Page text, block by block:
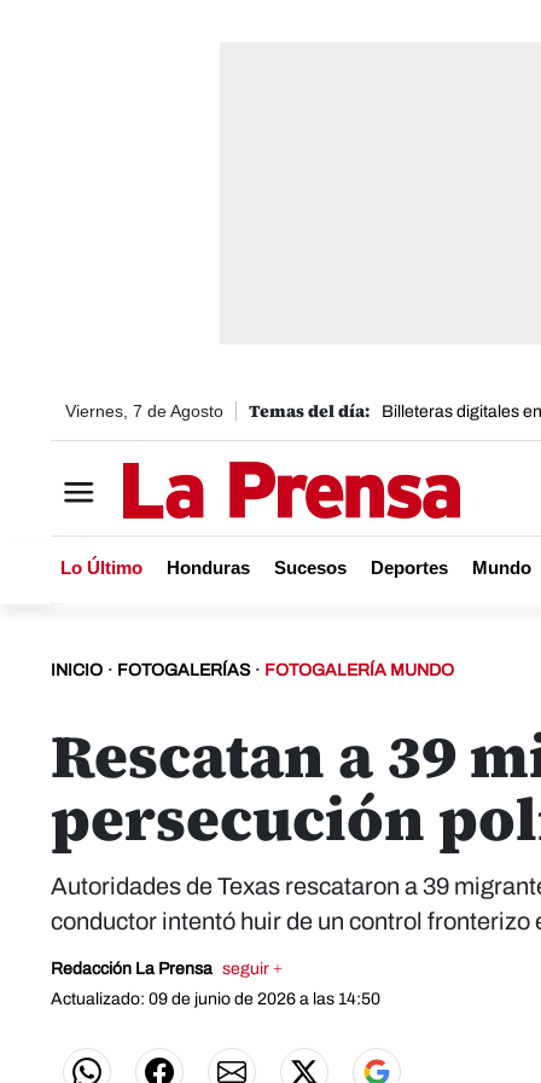
Viernes, 7 de Agosto Billeteras digitales
Lo Último Honduras Sucesos Deportes Mundo
INICIO · FOTOGALERÍAS · FOTOGALERÍA MUNDO
Rescatan a 39
persecución
Autoridades de Texas rescataron a 39
conductor intentó huir de un control fronterizo
Redacción La Prensa seguir +
Actualizado: 09 de junio de 2026 a las 14:50